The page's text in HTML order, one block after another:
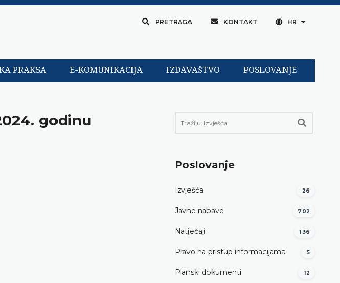
PRETRAGA KONTAKT HR
PRAKSA E-KOMUNIKACIJA IZDAVAŠTVO POSLOVANJE
godinu
Poslovanje
Izvješća 26
Javne nabave 702
Natječaji 136
Pravo na pristup informacijama 5
Planski dokumenti 12